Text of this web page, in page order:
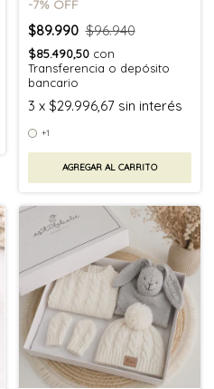
-7% OFF
$89.990 $96.940
$85.490,50 con
Transferencia o depósito
bancario
3 x $29.996,67 sin interés
+1
AGREGAR AL CARRITO